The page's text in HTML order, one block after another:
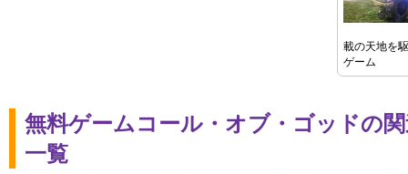
載の天地を
ゲーム
無料ゲームコール・オブ・ゴッドの
一覧